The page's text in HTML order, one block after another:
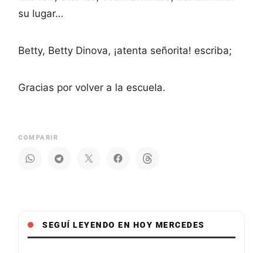
su lugar…
Betty, Betty Dinova, ¡atenta señorita! escriba;
Gracias por volver a la escuela.
COMPARIR
SEGUÍ LEYENDO EN HOY MERCEDES